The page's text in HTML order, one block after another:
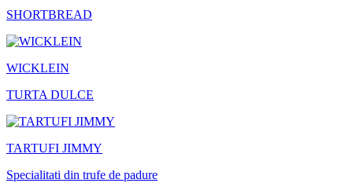
SHORTBREAD
WICKLEIN
TURTA DULCE
TARTUFI JIMMY
Specialitati din trufe de padure